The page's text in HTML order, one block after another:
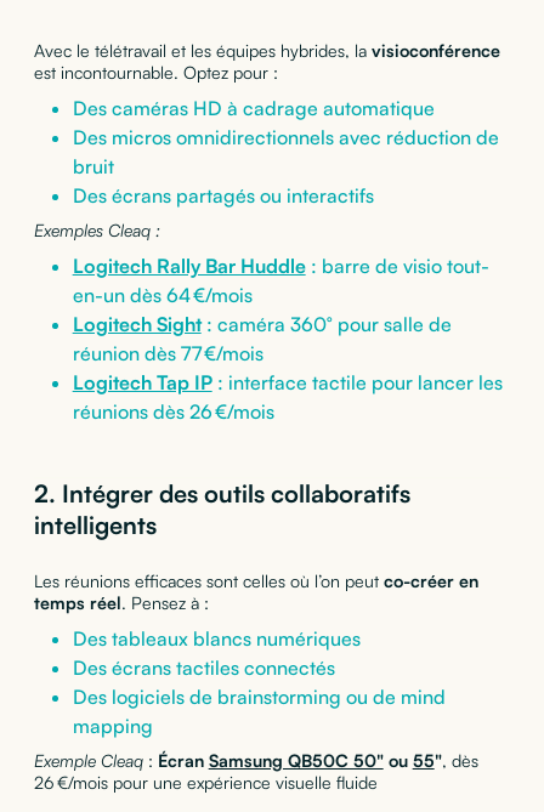
Avec le télétravail et les équipes hybrides, la visioconférence
est incontournable. Optez pour :
Des caméras HD à cadrage automatique
Des micros omnidirectionnels avec réduction de
bruit
Des écrans partagés ou interactifs
Exemples Cleaq :
Logitech Rally Bar Huddle: barre de visio tout-
en-un dès 64 €/mois
Logitech Sight: caméra 360° pour salle de
réunion dès 77 €/mois
Logitech Tap IP: interface tactile pour lancer les
réunions dès 26 €/mois
2. Intégrer des outils collaboratifs
intelligents
Les réunions efficaces sont celles où l’on peut co-créer en
temps réel. Pensez à :
Des tableaux blancs numériques
Des écrans tactiles connectés
Des logiciels de brainstorming ou de mind
mapping
Exemple Cleaq: Écran Samsung QB50C 50"ou 55", dès
26 €/mois pour une expérience visuelle fluide